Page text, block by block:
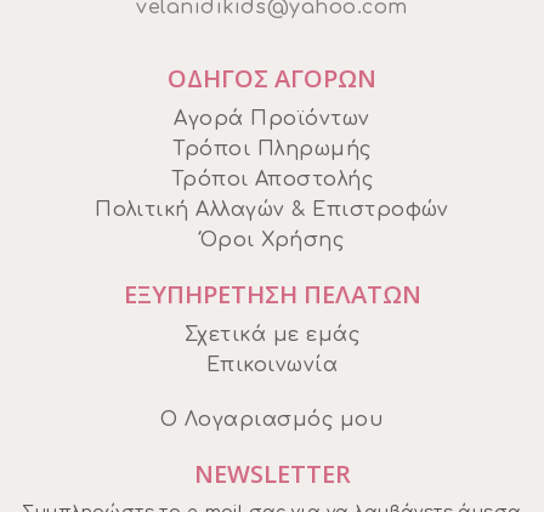
velanidikids@yahoo.com
ΟΔΗΓΟΣ ΑΓΟΡΩΝ
Αγορά Προϊόντων
Τρόποι Πληρωμής
Τρόποι Αποστολής
Πολιτική Αλλαγών & Επιστροφών
Όροι Χρήσης
ΕΞΥΠΗΡΕΤΗΣΗ ΠΕΛΑΤΩΝ
Σχετικά με εμάς
Επικοινωνία
Ο Λογαριασμός μου
NEWSLETTER